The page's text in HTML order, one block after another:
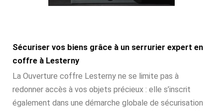
Sécuriser vos biens grâce à un serrurier expert en
coffre à Lesterny
La Ouverture coffre Lesterny ne se limite pas à
redonner accès à vos objets précieux : elle s’inscrit
également dans une démarche globale de sécurisation